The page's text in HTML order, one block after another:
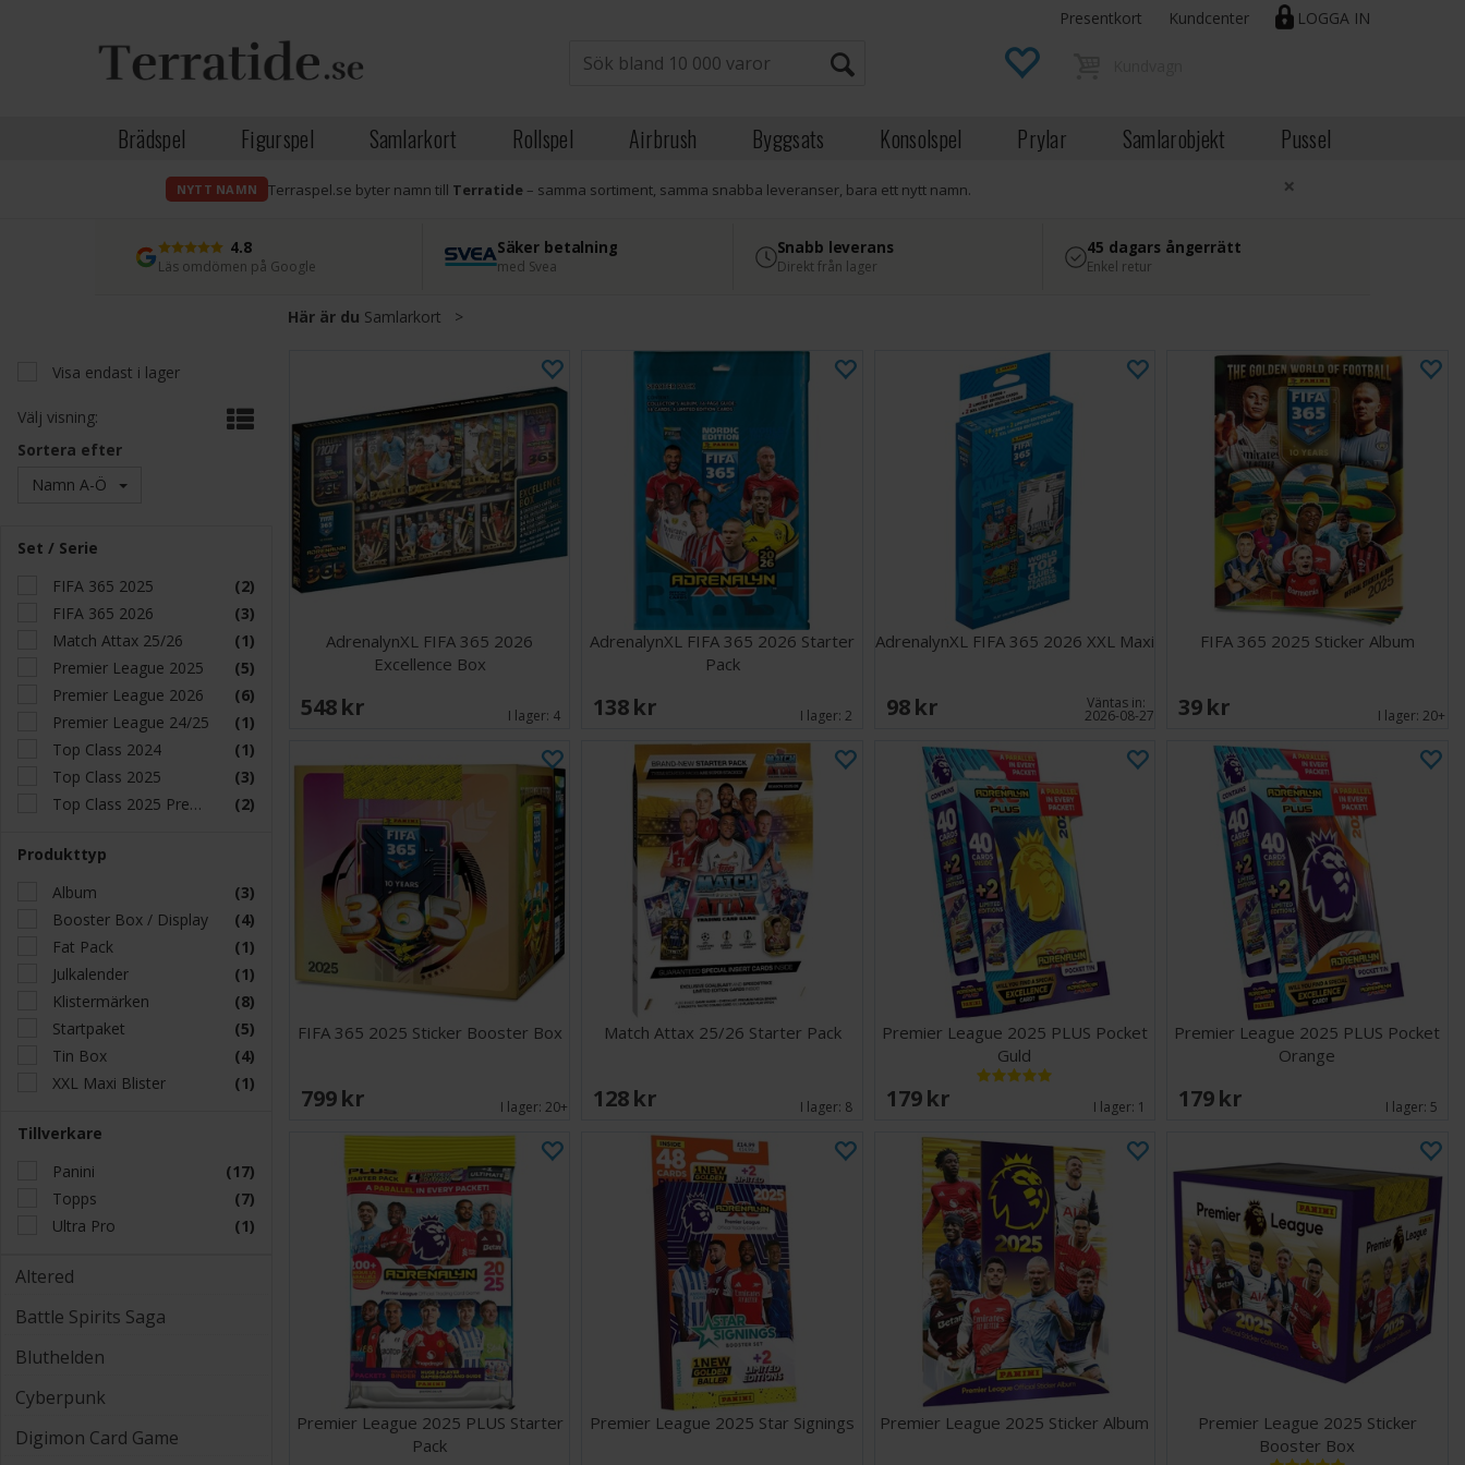
LOGGA IN
Presentkort Kundcenter
Brädspel Figurspel Samlarkort Rollspel Airbrush Byggsats Konsolspel Prylar Samlarobjekt Pussel
NYTT NAMN Terraspel.se byter namn till Terratide– samma sortiment, samma snabba leveranser, bara ett nytt namn. ×
4.8
Läs omdömen på Google
Säker betalning
med Svea
Snabb leverans
Direkt från lager
45 dagars ångerrätt
Enkel retur
Här är du Samlarkort >
Visa endast i lager
Välj visning:
Sortera efter
Namn A-Ö
Set / Serie
FIFA 365 2025
(2)
FIFA 365 2026
(3)
Match Attax 25/26
(1)
Premier League 2025
(5)
Premier League 2026
(6)
Premier League 24/25
(1)
Top Class 2024
(1)
Top Class 2025
(3)
Top Class 2025 Premier League
(2)
Produkttyp
Album
(3)
Booster Box / Display
(4)
Fat Pack
(1)
Julkalender
(1)
Klistermärken
(8)
Startpaket
(5)
Tin Box
(4)
XXL Maxi Blister
(1)
Tillverkare
Panini
(17)
Topps
(7)
Ultra Pro
(1)
Altered
Battle Spirits Saga
Bluthelden
Cyberpunk
Digimon Card Game
AdrenalynXL FIFA 365 2026
Excellence Box
548 SEK I lager: 4
AdrenalynXL FIFA 365 2026 Starter
Pack
138 SEK I lager:2
AdrenalynXL FIFA 365 2026 XXL Maxi
98 SEK Väntas in:
2026-08-27
FIFA 365 2025 Sticker Album
39 SEK I lager:20+
FIFA 365 2025 Sticker Booster Box
799 SEK I lager: 20+
Match Attax 25/26 Starter Pack
128 SEK I lager: 8
Premier League 2025 PLUS Pocket
Guld
179 SEK I lager: 1
Premier League 2025 PLUS Pocket
Orange
179 SEK I lager: 5
Premier League 2025 PLUS Starter
Pack
Premier League 2025 Star Signings Premier League 2025 Sticker Album
Premier League 2025 Sticker
Booster Box